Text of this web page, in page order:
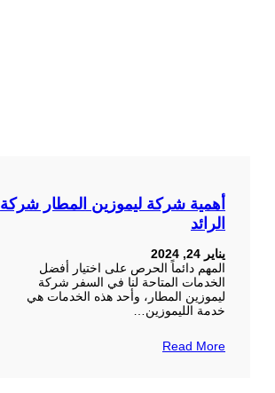
أهمية شركة ليموزين المطار شركة
الرائد
يناير 24, 2024
المهم دائماً الحرص على اختيار أفضل
الخدمات المتاحة لنا في السفر شركة
ليموزين المطار، وأحد هذه الخدمات هي
خدمة الليموزين…
Read More